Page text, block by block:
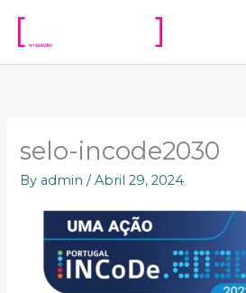
content
selo-incode2030
By admin/Abril 29, 2024